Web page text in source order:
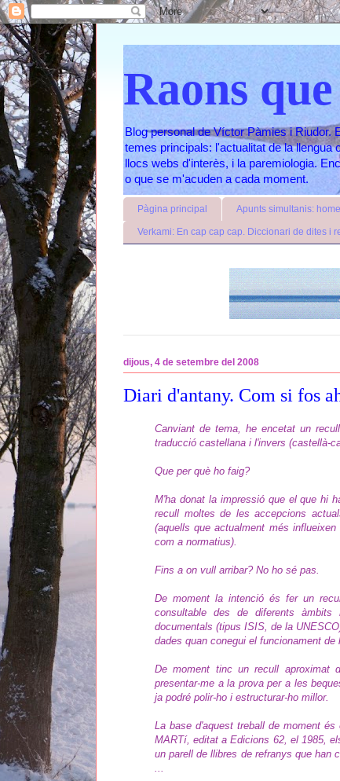
Raons
Blog personal de Víctor Pàmies i Riudor.
temes principals: l'actualitat de la llengua
llocs webs d'interès, i la paremiologia.
o que se m'acuden a cada moment.
Pàgina principal Apunts simultanis:
Verkami: En cap cap cap. Diccionari de dites i
dijous, 4 de setembre del 2008
Diari d'antany. Com si fos
Canviant de tema, he encetat un
traducció castellana i l'invers (castellà-
Que per què ho faig?
M'ha donat la impressió que el que hi
recull moltes de les accepcions
(aquells que actualment més
com a normatius).
Fins a on vull arribar? No ho sé pas.
De moment la intenció és fer un
consultable des de diferents
documentals (tipus ISIS, de la
dades quan conegui el funcionament de
De moment tinc un recull aproximat
presentar-me a la prova per a les
ja podré polir-ho i estructurar-ho millor.
La base d'aquest treball de moment
MARTí, editat a Edicions 62, el 1985,
un parell de llibres de refranys que han